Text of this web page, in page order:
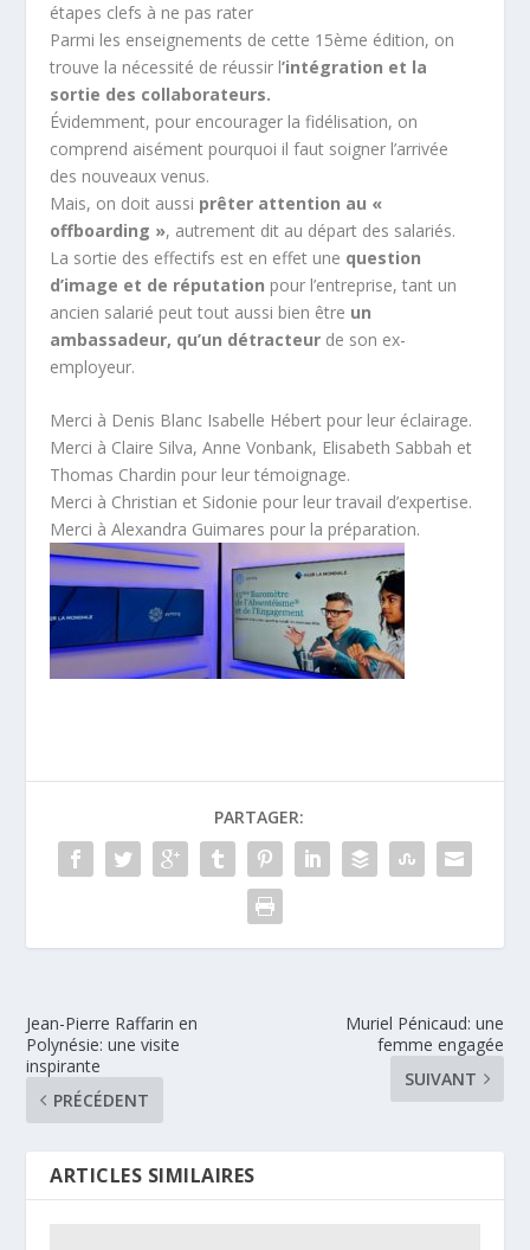
étapes clefs à ne pas rater
Parmi les enseignements de cette 15ème édition, on
trouve la nécessité de réussir l’intégration et la
sortie des collaborateurs.
Évidemment, pour encourager la fidélisation, on
comprend aisément pourquoi il faut soigner l’arrivée
des nouveaux venus.
Mais, on doit aussi prêter attention au «
offboarding », autrement dit au départ des salariés.
La sortie des effectifs est en effet une question
d’image et de réputation pour l’entreprise, tant un
ancien salarié peut tout aussi bien être un
ambassadeur, qu’un détracteur de son ex-
employeur.
Merci à Denis Blanc Isabelle Hébert pour leur éclairage.
Merci à Claire Silva, Anne Vonbank, Elisabeth Sabbah et
Thomas Chardin pour leur témoignage.
Merci à Christian et Sidonie pour leur travail d’expertise.
Merci à Alexandra Guimares pour la préparation.
PARTAGER:
Jean-Pierre Raffarin en
Polynésie: une visite
inspirante
PRÉCÉDENT
Muriel Pénicaud: une
femme engagée
SUIVANT
ARTICLES SIMILAIRES